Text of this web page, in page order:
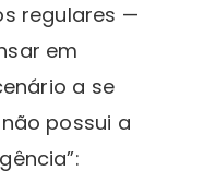
regulares —
em
a se
possui a